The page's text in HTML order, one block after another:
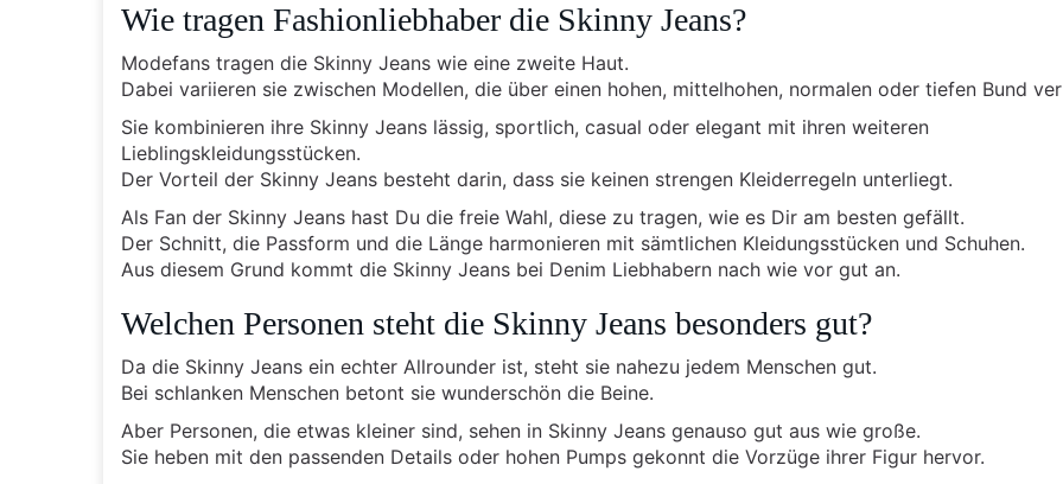
Wie tragen Fashionliebhaber die Skinny Jeans?
Modefans tragen die Skinny Jeans wie eine zweite Haut.
Dabei variieren sie zwischen Modellen, die über einen hohen, mittelhohen, normalen oder tiefen Bund
Sie kombinieren ihre Skinny Jeans lässig, sportlich, casual oder elegant mit ihren weiteren
Lieblingskleidungsstücken.
Der Vorteil der Skinny Jeans besteht darin, dass sie keinen strengen Kleiderregeln unterliegt.
Als Fan der Skinny Jeans hast Du die freie Wahl, diese zu tragen, wie es Dir am besten gefällt.
Der Schnitt, die Passform und die Länge harmonieren mit sämtlichen Kleidungsstücken und Schuhen.
Aus diesem Grund kommt die Skinny Jeans bei Denim Liebhabern nach wie vor gut an.
Welchen Personen steht die Skinny Jeans besonders gut?
Da die Skinny Jeans ein echter Allrounder ist, steht sie nahezu jedem Menschen gut.
Bei schlanken Menschen betont sie wunderschön die Beine.
Aber Personen, die etwas kleiner sind, sehen in Skinny Jeans genauso gut aus wie große.
Sie heben mit den passenden Details oder hohen Pumps gekonnt die Vorzüge ihrer Figur hervor.